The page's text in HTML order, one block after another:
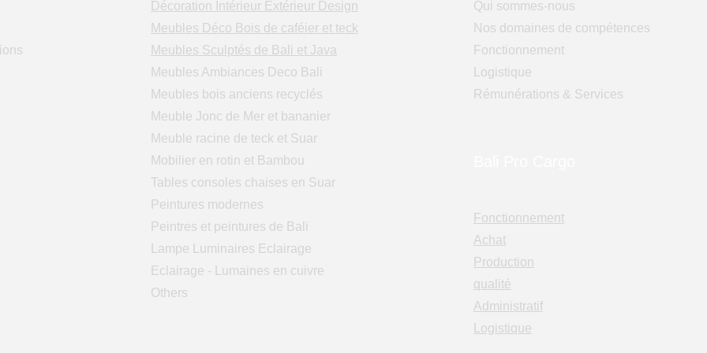
Décoration Intérieur Extérieur Design
Meubles Déco Bois de caféier et teck
Meubles Sculptés de Bali et Java
Meubles Ambiances Deco Bali
Meubles bois anciens recyclés
Meuble Jonc de Mer et bananier
Meuble racine de teck et Suar
Mobilier en rotin et Bambou
Tables consoles chaises en Suar
Peintures modernes
Peintres et peintures de Bali
Lampe Luminaires Eclairage
Eclairage - Lumaines en cuivre
Others
Qui sommes-nous
Nos domaines de compétences
Fonctionnement
Logistique
Rémunérations & Services
Fonctionnement
Achat
Production
qualité
Administratif
Logistique